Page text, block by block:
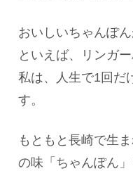
おいしいちゃんぽ
といえば、リンガー
私は、人生で1回だ
す。
もともと長崎で生
の味「ちゃんぽん